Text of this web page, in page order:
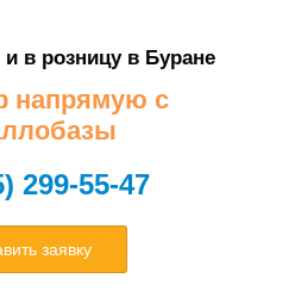
в розницу в Буране
напрямую с
299-55-47
заявку